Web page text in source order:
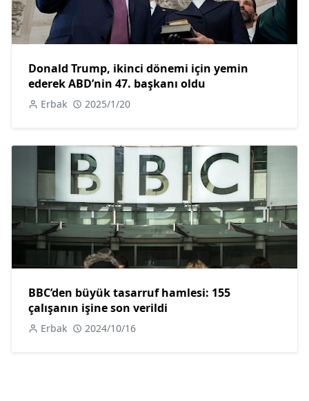
Donald Trump, ikinci dönemi için yemin
ederek ABD’nin 47. başkanı oldu
Erbak 2025/1/20
BBC’den büyük tasarruf hamlesi: 155
çalışanın işine son verildi
Erbak 2024/10/16